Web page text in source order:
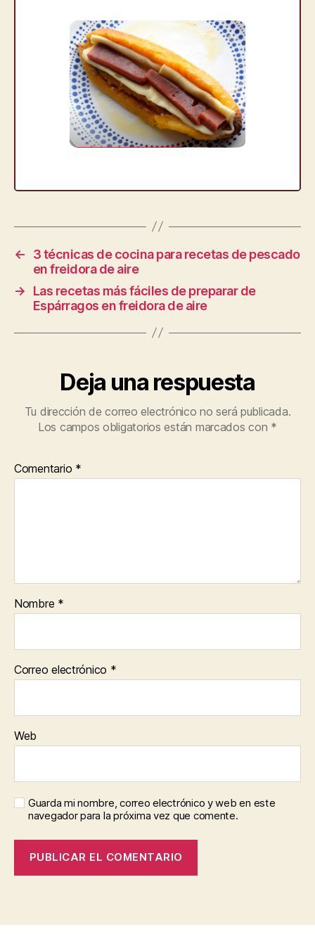
←
3 técnicas de cocina para recetas de pescado
en freidora de aire
→
Las recetas más fáciles de preparar de
Espárragos en freidora de aire
Deja una respuesta
Tu dirección de correo electrónico no será publicada.
Los campos obligatorios están marcados con *
Comentario *
Nombre *
Correo electrónico *
Web
Guarda mi nombre, correo electrónico y web en este
navegador para la próxima vez que comente.